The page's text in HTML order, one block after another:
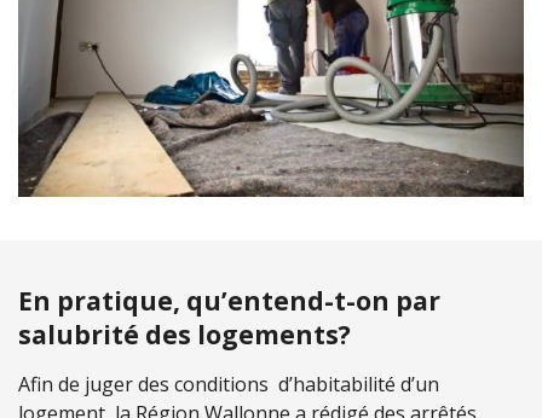
En pratique, qu’entend-t-on par
salubrité des logements?
Afin de juger des conditions d’habitabilité d’un